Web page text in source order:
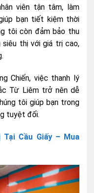
viên tận tâm, làm
bạn tiết kiệm thời
tôi còn đảm bảo thu
thị với giá trị cao,
Chiến, việc thanh lý
Từ Liêm trở nên dễ
tôi giúp bạn trong
tuyệt đối.
Cầu Giấy – Mua